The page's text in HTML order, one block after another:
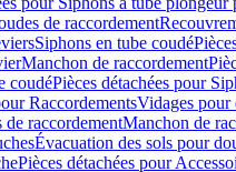
de raccordement
Siphons en tube coudé
Manchon de raccordement
coudéPièces détachées pour
RaccordementsVidages pour
de raccordementManchon de
Évacuation des sols pour
Pièces détachées pour